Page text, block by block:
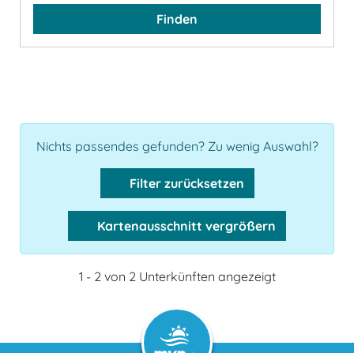
Finden
Nichts passendes gefunden? Zu wenig Auswahl?
Filter zurücksetzen
Kartenausschnitt vergrößern
1 - 2 von 2 Unterkünften angezeigt